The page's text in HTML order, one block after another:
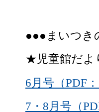
●●●まいつき
★児童館だよ
6月号（PDF
7・8月号（